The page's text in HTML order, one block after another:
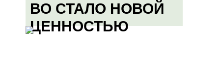
ВО СТАЛО НОВОЙ
ЦЕННОСТЬЮ